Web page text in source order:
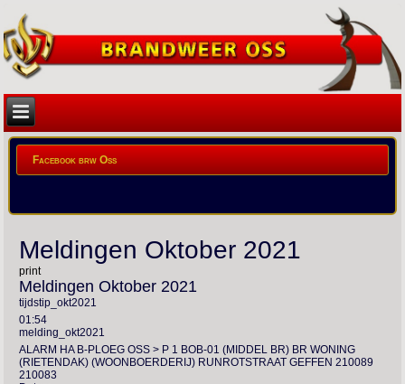
Facebook brw Oss
Meldingen Oktober 2021
print
Meldingen Oktober 2021
tijdstip_okt2021
01:54
melding_okt2021
ALARM HA B-PLOEG OSS > P 1 BOB-01 (MIDDEL BR) BR WONING
(RIETENDAK) (WOONBOERDERIJ) RUNROTSTRAAT GEFFEN 210089
210083